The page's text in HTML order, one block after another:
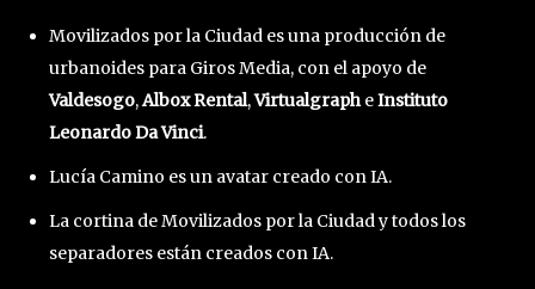
Movilizados por la Ciudad es una producción de
urbanoides para Giros Media, con el apoyo de
Valdesogo,Albox Rental,VirtualgrapheInstituto
Leonardo Da Vinci.
Lucía Camino es un avatar creado con IA.
La cortina de Movilizados por la Ciudad y todos los
separadores están creados con IA.